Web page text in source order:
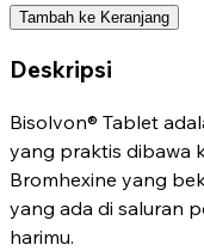
Tambah ke Keranjang
Deskripsi
Bisolvon® Tablet
yang praktis dibawa
Bromhexine yang
yang ada di saluran
harimu.